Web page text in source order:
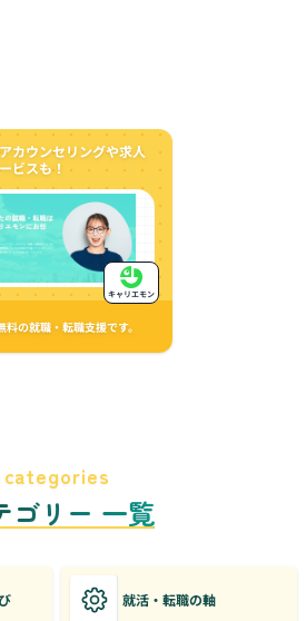
カウンセリングや求人
ビスも！
料の就職・転職支援です。
キャリエモン
categories
ゴリー 一覧
就活・転職の軸